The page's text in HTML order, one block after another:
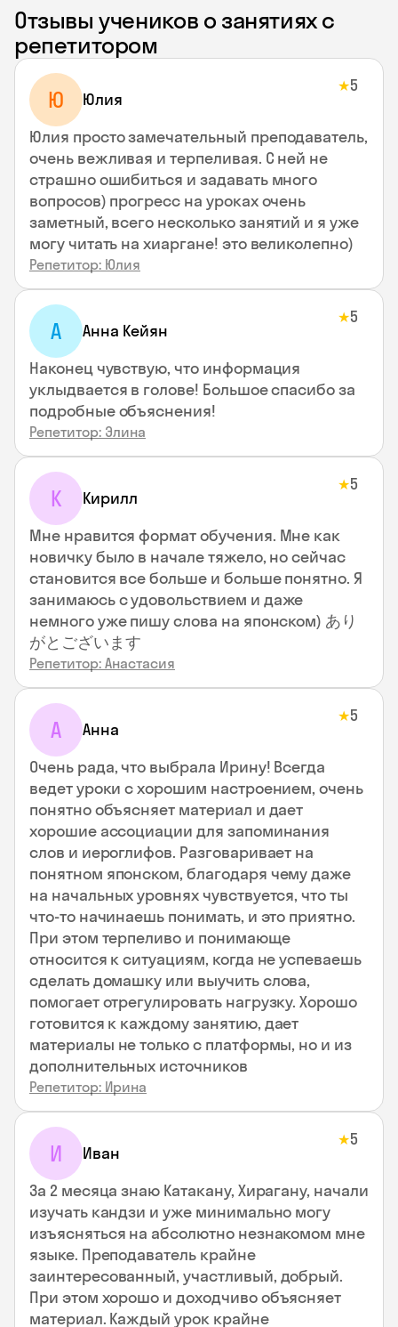
Отзывы учеников о занятиях с
репетитором
Ю Юлия
★5
Юлия просто замечательный преподаватель,
очень вежливая и терпеливая. С ней не
страшно ошибиться и задавать много
вопросов) прогресс на уроках очень
заметный, всего несколько занятий и я уже
могу читать на хиаргане! это великолепно)
Репетитор: Юлия
А Анна Кейян
★5
Наконец чувствую, что информация
уклыдвается в голове! Большое спасибо за
подробные объяснения!
Репетитор: Элина
К Кирилл
★5
Мне нравится формат обучения. Мне как
новичку было в начале тяжело, но сейчас
становится все больше и больше понятно. Я
занимаюсь с удовольствием и даже
немного уже пишу слова на японском) あり
がとございます
Репетитор: Анастасия
А Анна
★5
Очень рада, что выбрала Ирину! Всегда
ведет уроки с хорошим настроением, очень
понятно объясняет материал и дает
хорошие ассоциации для запоминания
слов и иероглифов. Разговаривает на
понятном японском, благодаря чему даже
на начальных уровнях чувствуется, что ты
что-то начинаешь понимать, и это приятно.
При этом терпеливо и понимающе
относится к ситуациям, когда не успеваешь
сделать домашку или выучить слова,
помогает отрегулировать нагрузку. Хорошо
готовится к каждому занятию, дает
материалы не только с платформы, но и из
дополнительных источников
Репетитор: Ирина
И Иван
★5
За 2 месяца знаю Катакану, Хирагану, начали
изучать кандзи и уже минимально могу
изъясняться на абсолютно незнакомом мне
языке. Преподаватель крайне
заинтересованный, участливый, добрый.
При этом хорошо и доходчиво объясняет
материал. Каждый урок крайне